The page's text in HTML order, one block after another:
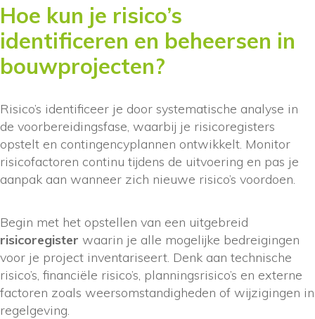
Hoe kun je risico’s
identificeren en beheersen in
bouwprojecten?
Risico’s identificeer je door systematische analyse in
de voorbereidingsfase, waarbij je risicoregisters
opstelt en contingencyplannen ontwikkelt. Monitor
risicofactoren continu tijdens de uitvoering en pas je
aanpak aan wanneer zich nieuwe risico’s voordoen.
Begin met het opstellen van een uitgebreid
risicoregister waarin je alle mogelijke bedreigingen
voor je project inventariseert. Denk aan technische
risico’s, financiële risico’s, planningsrisico’s en externe
factoren zoals weersomstandigheden of wijzigingen in
regelgeving.